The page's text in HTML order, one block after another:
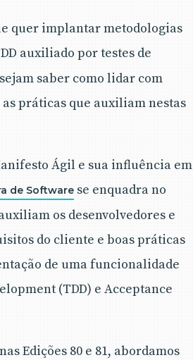
quer implantar metodologias
auxiliado por testes de
saber como lidar com
práticas que auxiliam nestas
Ágil e sua influência em
de Software se enquadra no
os desenvolvedores e
do cliente e boas práticas
de uma funcionalidade
(TDD) e Acceptance
Edições 80 e 81, abordamos